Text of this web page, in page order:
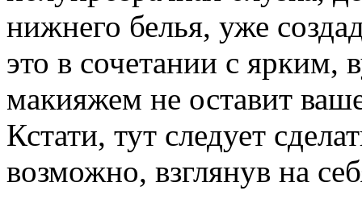
нижнего белья, уже
это в сочетании с
макияжем не оставит
Кстати, тут следует
возможно, взглянув на